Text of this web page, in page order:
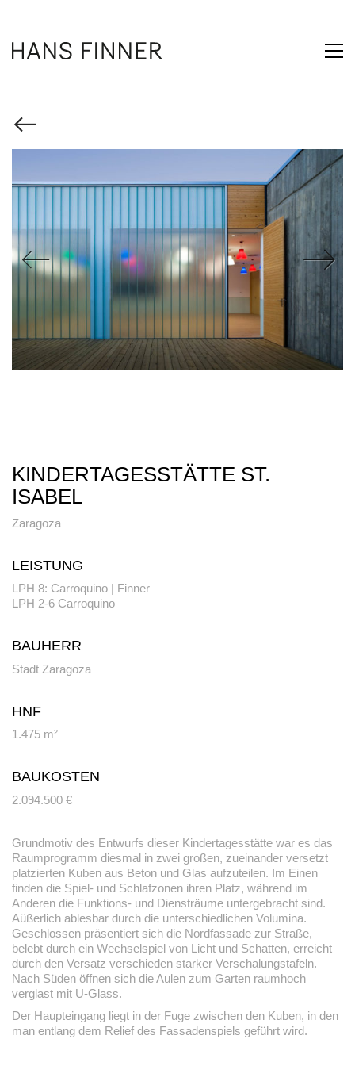
KINDERTAGESSTÄTTE ST.
ISABEL
Zaragoza
LEISTUNG
LPH 8: Carroquino | Finner
LPH 2-6 Carroquino
BAUHERR
Stadt Zaragoza
HNF
1.475 m²
BAUKOSTEN
2.094.500 €
Grundmotiv des Entwurfs dieser Kindertagesstätte war es das
Raumprogramm diesmal in zwei großen, zueinander versetzt
platzierten Kuben aus Beton und Glas aufzuteilen. Im Einen
finden die Spiel- und Schlafzonen ihren Platz, während im
Anderen die Funktions- und Diensträume untergebracht sind.
Aüßerlich ablesbar durch die unterschiedlichen Volumina.
Geschlossen präsentiert sich die Nordfassade zur Straße,
belebt durch ein Wechselspiel von Licht und Schatten, erreicht
durch den Versatz verschieden starker Verschalungstafeln.
Nach Süden öffnen sich die Aulen zum Garten raumhoch
verglast mit U-Glass.
Der Haupteingang liegt in der Fuge zwischen den Kuben, in den
man entlang dem Relief des Fassadenspiels geführt wird.
Previous Next